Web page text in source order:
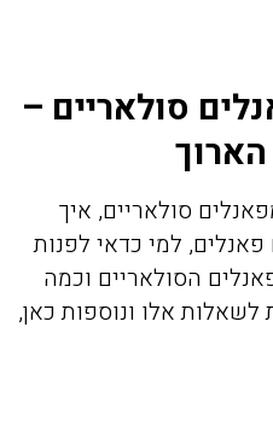
סולאריים –
הארוך
סולאריים, איך
למי כדאי לפנות
הסולאריים וכמה
אלו ונוספות כאן,